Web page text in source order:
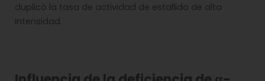
duplicó la tasa de actividad de estallido de alta
intensidad.